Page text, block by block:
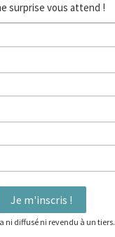
surprise vous attend !
ni diffusé ni revendu à un tiers.